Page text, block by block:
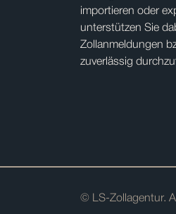
importieren oder
unterstützen Sie
Zollanmeldungen
zuverlässig
© LS-Zollagentur.